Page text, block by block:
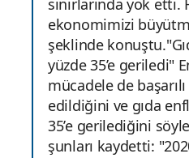
sınırlarında yok etti.
ekonomimizi
şeklinde
yüzde 35’e geriledi"
mücadele de
edildiğini ve gıda
35’e gerilediğini
şunları kaydetti: